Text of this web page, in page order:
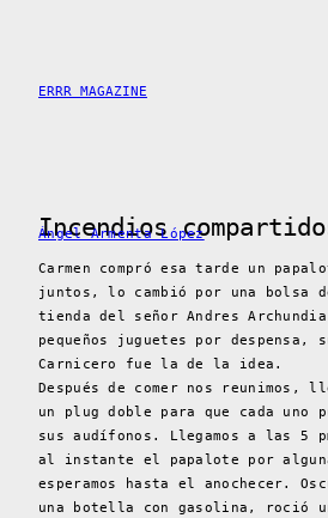
contenido
ERRR MAGAZINE
Incendios
Ángel Armenta López
Carmen compró esa tarde un
juntos, lo cambió por una
tienda del señor Andres Archundia
pequeños juguetes por despensa,
Carnicero fue la de la idea.
Después de comer nos reunimos,
un plug doble para que cada uno
sus audífonos. Llegamos a las 5
al instante el papalote por
esperamos hasta el anochecer.
una botella con gasolina, roció